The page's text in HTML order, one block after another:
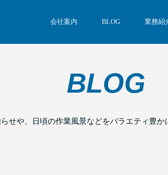
会社案内 BLOG 業務紹
BLOG
せや、日頃の作業風景などをバラエティ豊か